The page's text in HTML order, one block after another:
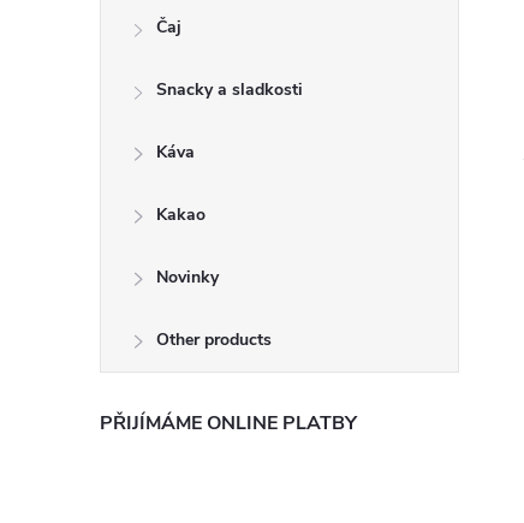
e
Čaj
Snacky a sladkosti
Káva
Kakao
Novinky
Other products
PŘIJÍMÁME ONLINE PLATBY